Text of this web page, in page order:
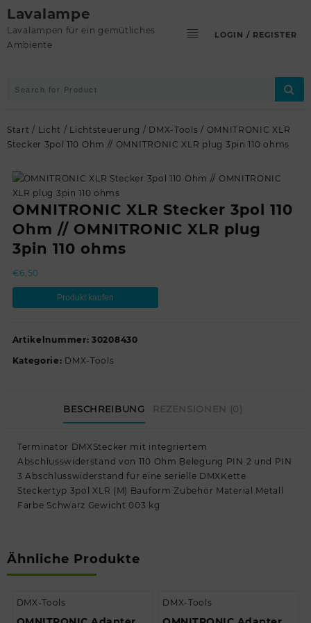
Skip
to
content
Lavalampe
Lavalampen für ein gemütliches
Ambiente
LOGIN / REGISTER
Start / Licht / Lichtsteuerung / DMX-Tools / OMNITRONIC XLR
Stecker 3pol 110 Ohm // OMNITRONIC XLR plug 3pin 110 ohms
OMNITRONIC XLR Stecker 3pol 110
Ohm // OMNITRONIC XLR plug
3pin 110 ohms
€6,50
Produkt kaufen
Artikelnummer: 30208430
Kategorie: DMX-Tools
BESCHREIBUNG REZENSIONEN (0)
Terminator DMXStecker mit integriertem
Abschlusswiderstand von 110 Ohm Belegung PIN 2 und PIN
3 Abschlusswiderstand für eine serielle DMXKette
Steckertyp 3pol XLR (M) Bauform Zubehör Material Metall
Farbe Schwarz Gewicht 003 kg
Ähnliche Produkte
DMX-Tools DMX-Tools